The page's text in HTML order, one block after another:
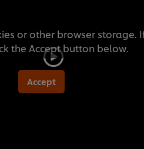
or other browser storage.
the Accept button below.
Accept